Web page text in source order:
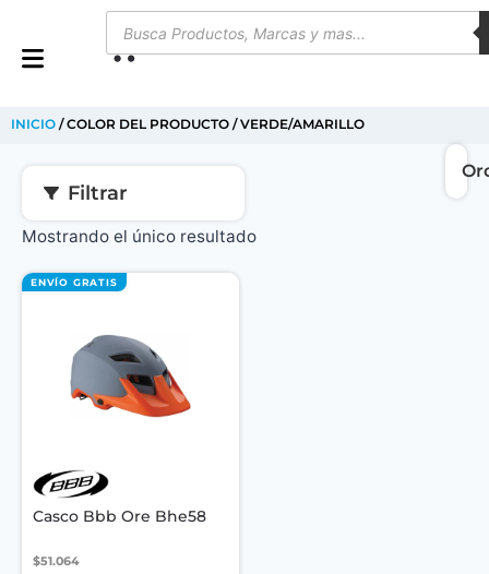
INICIO / COLOR DEL PRODUCTO / VERDE/AMARILLO
Filtrar
Mostrando el único resultado
ENVÍO GRATIS
Casco Bbb Ore Bhe58
$51.064